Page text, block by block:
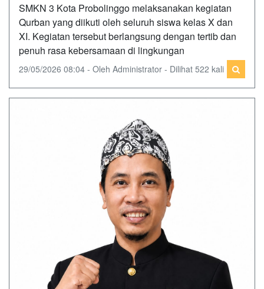
SMKN 3 Kota Probolinggo melaksanakan kegiatan
Qurban yang diikuti oleh seluruh siswa kelas X dan
XI. Kegiatan tersebut berlangsung dengan tertib dan
penuh rasa kebersamaan di lingkungan
29/05/2026 08:04 - Oleh Administrator - Dilihat 522 kali